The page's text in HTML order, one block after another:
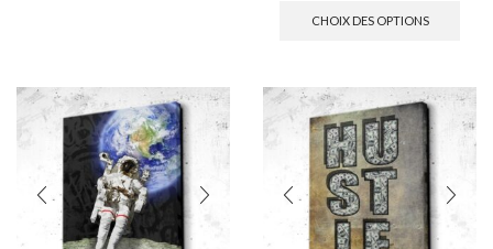
CHOIX DES OPTIONS